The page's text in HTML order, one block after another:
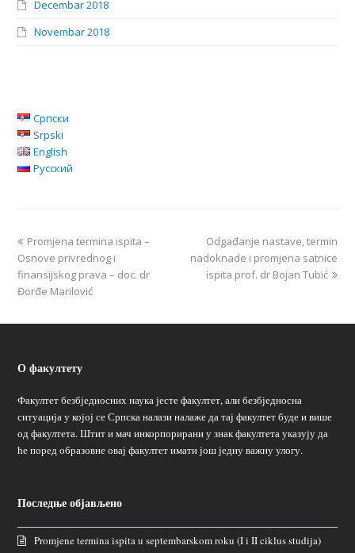
Decembar 2018
Novembar 2018
Српски
Srpski
English
Русский
Promjena termina ispita –
Osnove privrednog i
finansijskog prava – doc. dr
Đorđe Marilović
Odgađanje nastave, termin
nadoknade i promjena satnice
ispita prof. dr Bojan Tubić
О факултету
Факултет безбједносних наука јесте факултет, али безбједносна
ситуација у којој се Српска налази налаже да тај факултет буде и више
од факултета. Штит и мач инкорпорирани у знак факултета указују да
ће поред образовне овај факултет имати још једну важну улогу.
Последње објављено
Promjene termina ispita u septembarskom roku (I i II ciklus studija)